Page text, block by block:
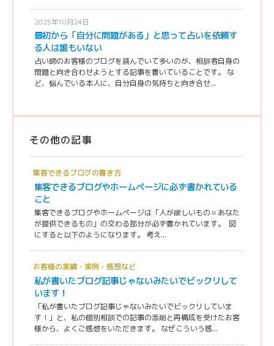
2025年10月24日
最初から「自分に問題がある」と思って占いを依頼す
る人は誰もいない
占い師のお客様のブログを読んでいて多いのが、相談者自身の
問題と向き合わせようとする記事を書いていることです。 な
ど、悩んでいる本人に、自分自身の気持ちと向き合せ...
その他の記事
集客できるブログの書き方
集客できるブログやホームページに必ず書かれている
こと
集客できるブログやホームページは「人が欲しいもの＝あなた
が提供できるもの」の交わる部分が必ず書かれています。 図
にすると以下のようになります。 考え...
お客様の実績・実例・感想など
私が書いたブログ記事じゃないみたいでビックリして
います！
「私が書いたブログ記事じゃないみたいでビックリしていま
す！」と、私の個別相談での記事の添削と再構成を受けたお客
様から、よくご感想をいただきます。 なぜこういう感...